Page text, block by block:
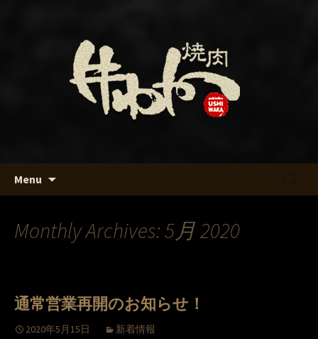
名古屋・名駅の焼肉「牛わか」
のブログ
Menu
Monthly Archives: 5月 2020
通常営業再開のお知らせ！
2020年5月15日 新着情報